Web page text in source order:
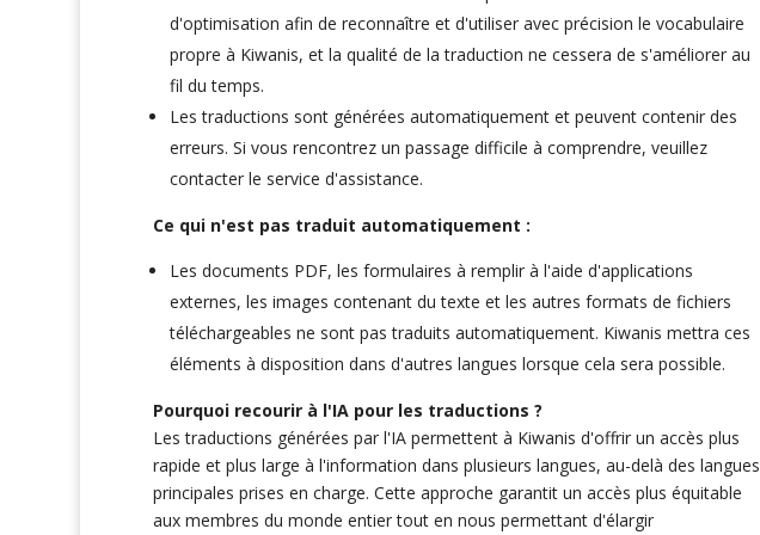
d'optimisation afin de reconnaître et d'utiliser avec précision le vocabulaire
propre à Kiwanis, et la qualité de la traduction ne cessera de s'améliorer au
fil du temps.
Les traductions sont générées automatiquement et peuvent contenir des
erreurs. Si vous rencontrez un passage difficile à comprendre, veuillez
contacter le service d'assistance.
Ce qui n'est pas traduit automatiquement :
Les documents PDF, les formulaires à remplir à l'aide d'applications
externes, les images contenant du texte et les autres formats de fichiers
téléchargeables ne sont pas traduits automatiquement. Kiwanis mettra ces
éléments à disposition dans d'autres langues lorsque cela sera possible.
Pourquoi recourir à l'IA pour les traductions ?
Les traductions générées par l'IA permettent à Kiwanis d'offrir un accès plus
rapide et plus large à l'information dans plusieurs langues, au-delà des langues
principales prises en charge. Cette approche garantit un accès plus équitable
aux membres du monde entier tout en nous permettant d'élargir